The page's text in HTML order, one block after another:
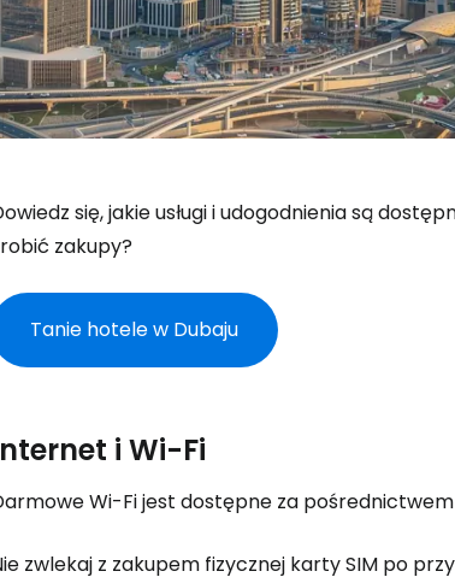
się, jakie usługi i udogodnienia są
zakupy?
Tanie hotele w Dubaju
i Wi-Fi
Wi-Fi jest dostępne za
zwlekaj z zakupem fizycznej karty SIM po